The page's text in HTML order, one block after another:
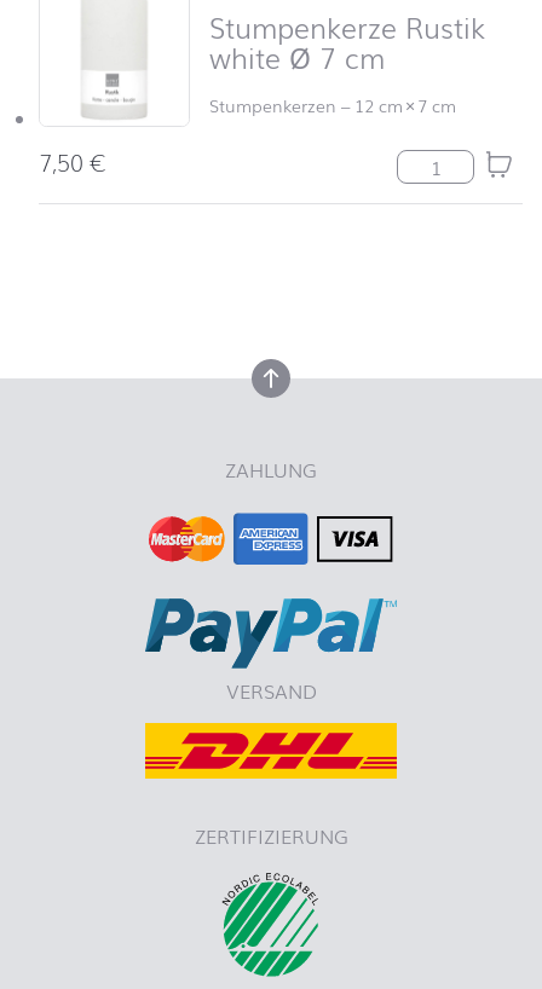
Stumpenkerze Rustik
white Ø 7 cm
Stumpenkerzen – 12 cm×7 cm
7,50€ Stumpenkerze
nach oben
ZAHLUNG
VERSAND
ZERTIFIZIERUNG